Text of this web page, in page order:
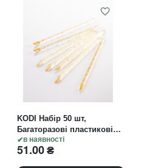
в наявності
KODI Набір 50 шт,
Багаторазові пластикові
палички для кутикули,
жовтий колір
51.00₴